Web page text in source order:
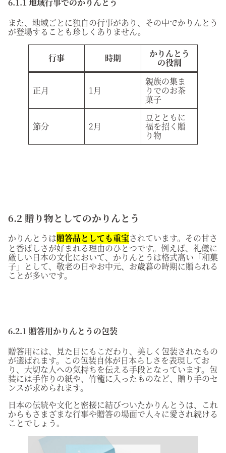
6.1.1 地域行事でのかりんとう
また、地域ごとに独自の行事があり、その中でかりんとう
が登場することも珍しくありません。
行事 時期 かりんとう
の役割
正月 1月
親族の集ま
りでのお茶
菓子
節分 2月
豆とともに
福を招く贈
り物
6.2 贈り物としてのかりんとう
かりんとうは贈答品としても重宝されています。その甘さ
と香ばしさが好まれる理由のひとつです。例えば、礼儀に
厳しい日本の文化において、かりんとうは格式高い「和菓
子」として、敬老の日やお中元、お歳暮の時期に贈られる
ことが多いです。
6.2.1 贈答用かりんとうの包装
贈答用には、見た目にもこだわり、美しく包装されたもの
が選ばれます。この包装自体が日本らしさを表現してお
り、大切な人への気持ちを伝える手段となっています。包
装には手作りの紙や、竹籠に入ったものなど、贈り手のセ
ンスが求められます。
日本の伝統や文化と密接に結びついたかりんとうは、これ
からもさまざまな行事や贈答の場面で人々に愛され続ける
ことでしょう。